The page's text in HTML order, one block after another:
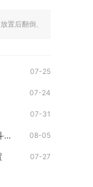
置后翻倒、浮空偏移乃至
07-25
07-24
07-31
少年三国志2赤金3武将哪位战斗更厉害 08-05
07-27